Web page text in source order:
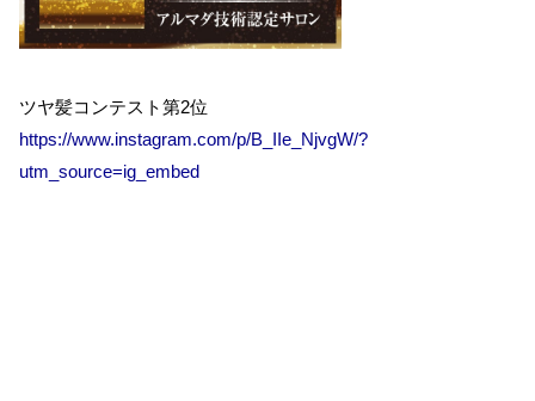
ツヤ髪コンテスト第2位
https://www.instagram.com/p/B_IIe_NjvgW/?
utm_source=ig_embed